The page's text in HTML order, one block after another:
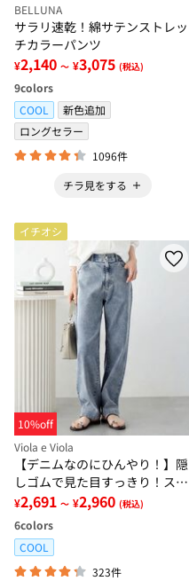
BELLUNA
サラリ速乾！綿サテンストレッ
チカラーパンツ
¥2,140 ～ ¥3,075 (税込)
9colors
COOL
新色追加
ロングセラー
1096件
チラ見をする
イチオシ
10%off
Viola e Viola
【デニムなのにひんやり！】隠
しゴムで見た目すっきり！スト
レッチ楽ちんデニム
¥2,691 ～ ¥2,960 (税込)
6colors
COOL
323件